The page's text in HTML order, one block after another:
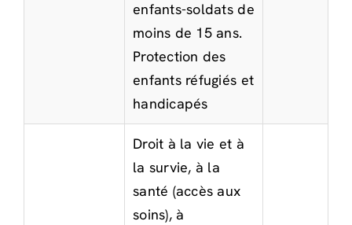
enfants-soldats de
moins de 15 ans.
Protection des
enfants réfugiés et
handicapés
Droit à la vie et à
la survie, à la
santé (accès aux
soins), à